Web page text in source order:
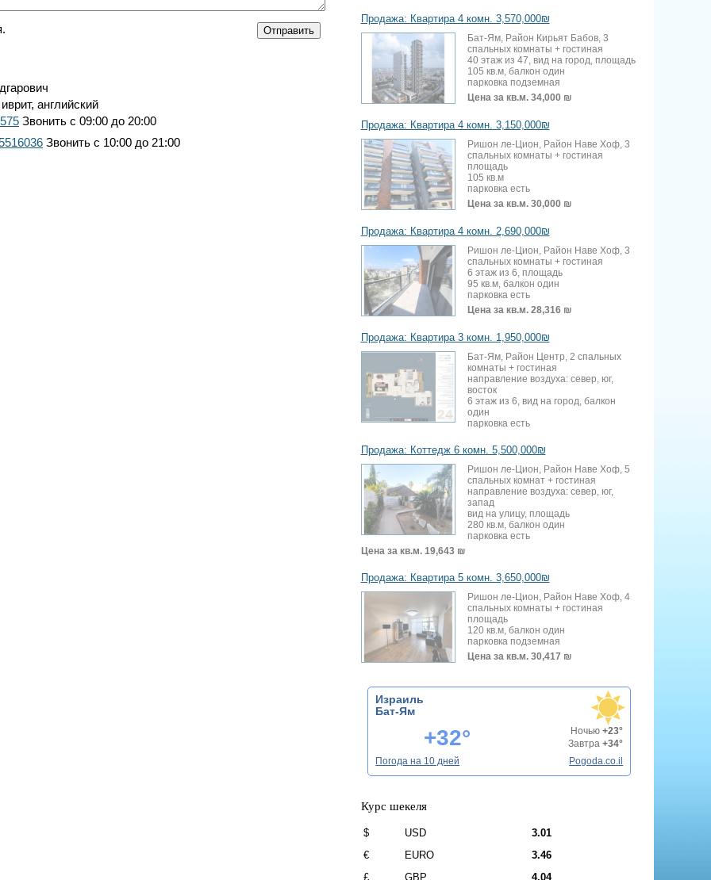
английский
Звонить с 09:00 до 20:00
Звонить с 10:00 до 21:00
Продажа: Квартира 4 комн. 3,570,000₪
Бат-Ям, Район Кирьят Бабов, 3
спальных комнаты + гостиная
40 этаж из 47, вид на город, площадь
105 кв.м, балкон один
парковка подземная
Цена за кв.м. 34,000 ₪
Продажа: Квартира 4 комн. 3,150,000₪
Ришон ле-Цион, Район Наве Хоф, 3
спальных комнаты + гостиная
площадь
105 кв.м
парковка есть
Цена за кв.м. 30,000 ₪
Продажа: Квартира 4 комн. 2,690,000₪
Ришон ле-Цион, Район Наве Хоф, 3
спальных комнаты + гостиная
6 этаж из 6, площадь
95 кв.м, балкон один
парковка есть
Цена за кв.м. 28,316 ₪
Продажа: Квартира 3 комн. 1,950,000₪
Бат-Ям, Район Центр, 2 спальных
комнаты + гостиная
направление воздуха: север, юг,
восток
6 этаж из 6, вид на город, балкон
один
парковка есть
Продажа: Коттедж 6 комн. 5,500,000₪
Ришон ле-Цион, Район Наве Хоф, 5
спальных комнат + гостиная
направление воздуха: север, юг,
запад
вид на улицу, площадь
280 кв.м, балкон один
парковка есть
Цена за кв.м. 19,643 ₪
Продажа: Квартира 5 комн. 3,650,000₪
Ришон ле-Цион, Район Наве Хоф, 4
спальных комнаты + гостиная
площадь
120 кв.м, балкон один
парковка подземная
Цена за кв.м. 30,417 ₪
Израиль
Бат-Ям
+32° Ночью+23°
Завтра+34°
Погода на 10 дней
Pogoda.co.il
Курс шекеля
$ USD
3.01
€
EURO
3.46
£
GBP 4.04